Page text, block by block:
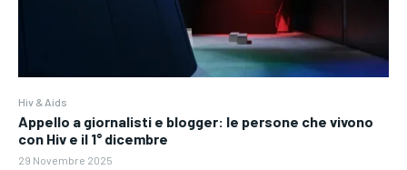
Hiv & Aids
Appello a giornalisti e blogger: le persone che vivono
con Hiv e il 1° dicembre
29 Novembre 2025